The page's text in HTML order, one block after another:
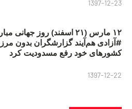
1397-12-23
۱۲ مارس (۲۱ اسفند) روز
کشورهای خود رفع مسدودیت کرد
1397-12-22